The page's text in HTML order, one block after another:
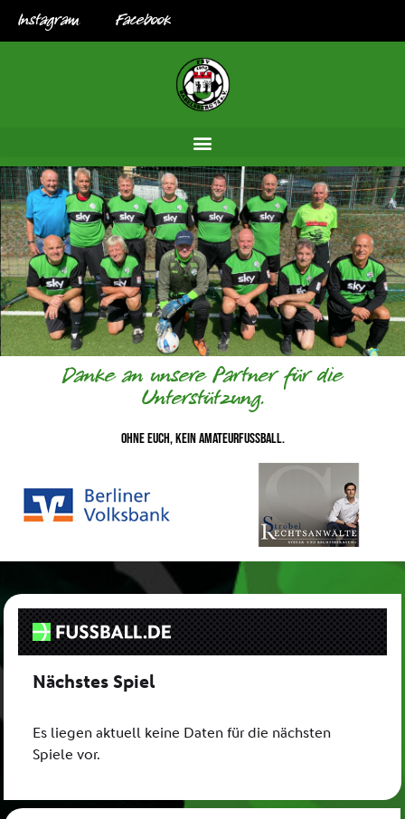
Instagram Facebook
Danke an unsere Partner für die
Unterstützung.
Ohne euch, kein Amateurfussball.